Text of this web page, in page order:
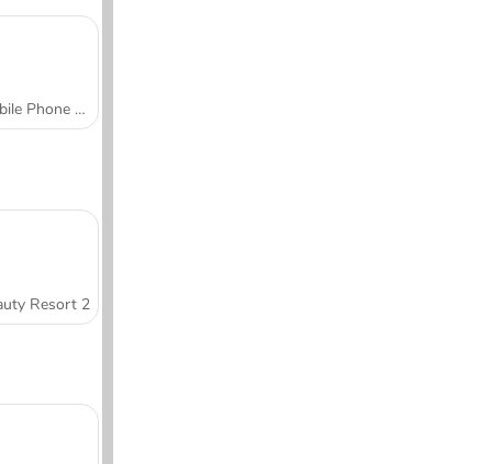
Mobile Phone Case Design & DIY
Resort 2